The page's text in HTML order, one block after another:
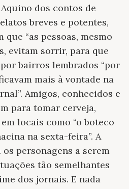
dos contos de
breves e potentes,
“as pessoas, mesmo
evitam sorrir, para que
bairros lembrados “por
mais à vontade na
Amigos, conhecidos e
para tomar cerveja,
locais como “o boteco
na sexta-feira”. A
personagens a serem
tão semelhantes
dos jornais. E nada